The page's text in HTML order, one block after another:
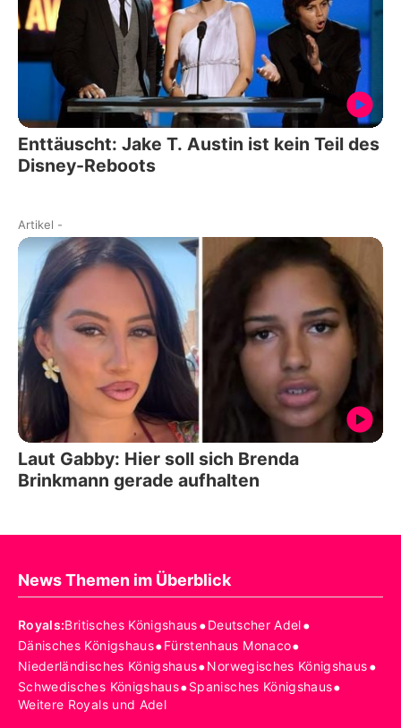
Enttäuscht: Jake T. Austin ist kein Teil des
Disney-Reboots
Artikel -
Laut Gabby: Hier soll sich Brenda
Brinkmann gerade aufhalten
News Themen im Überblick
Royals:Britisches Königshaus•Deutscher Adel•
Dänisches Königshaus•Fürstenhaus Monaco•
Niederländisches Königshaus•Norwegisches Königshaus•
Schwedisches Königshaus•Spanisches Königshaus•
Weitere Royals und Adel